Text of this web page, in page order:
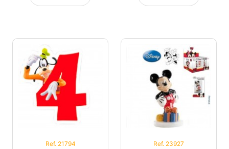
Ref. 21794 Ref. 23927